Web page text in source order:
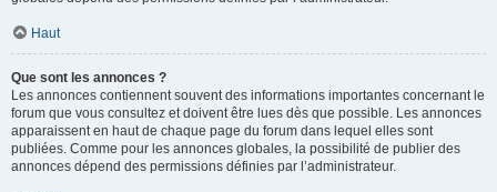
Haut
Que sont les annonces ?
Les annonces contiennent souvent des informations importantes concernant le
forum que vous consultez et doivent être lues dès que possible. Les annonces
apparaissent en haut de chaque page du forum dans lequel elles sont
publiées. Comme pour les annonces globales, la possibilité de publier des
annonces dépend des permissions définies par l’administrateur.